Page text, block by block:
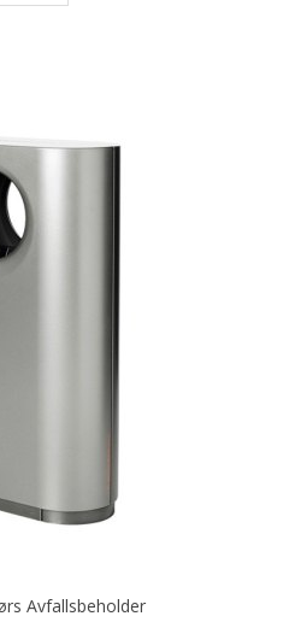
Avfallsbeholder